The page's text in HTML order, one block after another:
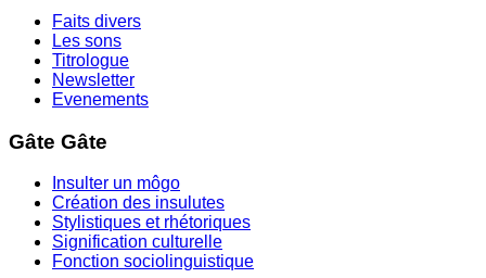
Faits divers
Les sons
Titrologue
Newsletter
Evenements
Gâte Gâte
Insulter un môgo
Création des insulutes
Stylistiques et rhétoriques
Signification culturelle
Fonction sociolinguistique